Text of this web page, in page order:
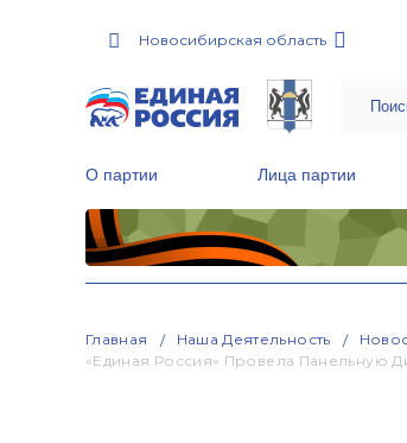
Новосибирская область
О партии Лица партии
Главная Наша Деятельность
«Единая Россия» Провела